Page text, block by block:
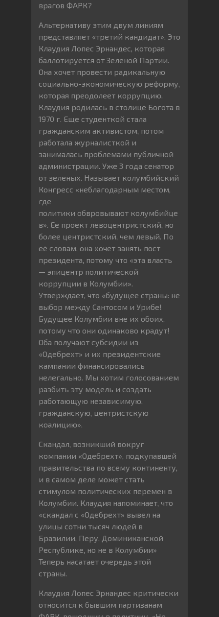
врагов ФАРК?
Альтернативу этим двум линиям
представляет «третий кандидат». Это
Клаудия Лопес Эрнандес, которая
баллотируется от Зеленой Партии.
Она хочет провести радикальную
социально-экономическую реформу,
которая преодолеет коррупцию.
Клаудия родилась в столице Богота в
1970 г. Еще студенткой стала
гражданским активистом, потом
работала журналисткой и
занималась проблемами публичной
администрации. Уже 3 года сенатор
от зеленых. Называет колумбийский
Конгресс «неблагодарным местом,
где
политики обвровывают колумбийце
в». Ее проект левоцентристский, но
более центристский, чем левый. По
её словам, она хочет занять пост
президента, потому что «эта власть
— эпицентр политической
коррупции в Колумбии».
Утверждает, что «будущее страны: не
выбор между Сантосом и Урибе!
Будущее Колумбии вне их обоих,
потому что они одинаково крадут!
Оба получают субсидии из
«Одебрехт» и их президентские
кампании финансировались
нелегально. Мы хотим голосованием
разбить эту модель и создать
работающую независимую,
гражданскую, центристскую
коалицию».
Скандал, возникший вокруг
компании «Одебрехт», подкупавшей
правительства по всему континенту,
и в самом деле может стать
стимулом политических перемен в
Колумбии. Клаудия напоминает, что
«скандал с «Одебрехт» вывел на
улицы сотни тысяч людей в
Бразилии, Перу, Доминиканской
Республике, но не в Колумбии»
Теперь насатает очередь этой
страны.
Клаудия Лопес Эрнандес критически
относится к бывшим партизанам